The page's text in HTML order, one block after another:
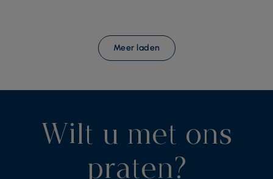
Meer laden
Wilt u met ons
praten?